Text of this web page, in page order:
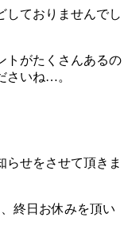
しておりませんでし
トがたくさんあるの
さいね…。
らせをさせて頂きま
終日お休みを頂い